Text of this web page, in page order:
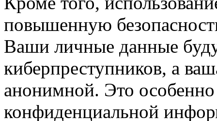
повышенную
Ваши личные данные
киберпреступников, а
анонимной. Это
конфиденциальной